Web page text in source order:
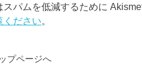
スパムを低減するために
ください。
プページへ